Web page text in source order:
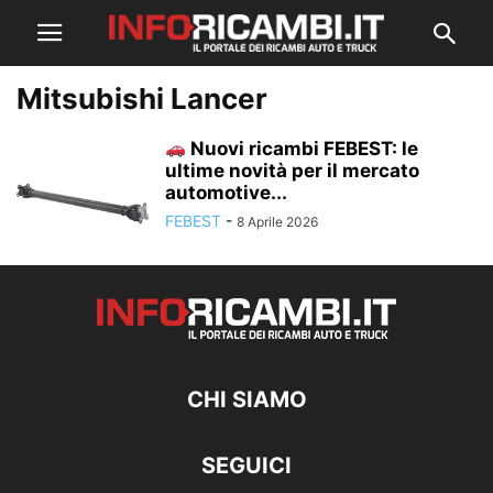
Mitsubishi Lancer
Nuovi ricambi FEBEST: le
ultime novità per il mercato
automotive...
FEBEST - 8 Aprile 2026
CHI SIAMO
SEGUICI